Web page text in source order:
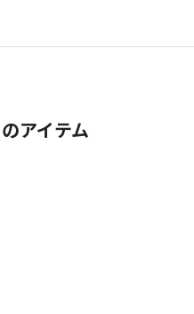
アイテム